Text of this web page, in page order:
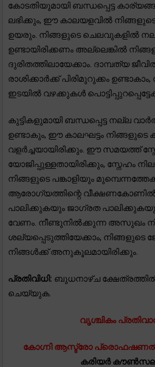
കോടതിയുമായി ബന്ധപ്പെട്ട
ലഭിക്കും, ഈ കാലയളവിൽ
ഉയരും. നിങ്ങളുടെ ചെലവുകളിൽ
ഉണ്ടായിരിക്കണം അല്ലെങ്കിൽ
ദുരിതത്തിലായേക്കാം. ദാമ്പത്യ
രാശിക്കാർക്ക് പിരിമുറുക്കം
ഇടയിൽ വഴക്കുകൾ
കുട്ടികളുമായി ബന്ധപ്പെട്ട നല്ല
ഉണ്ടാകും, ഈ കാലഘട്ടം നിങ്ങളുടെ
വളർച്ചയായിരിക്കും. ഈ സമയത്ത്
യോജിപ്പുള്ളതായിരിക്കും, സ്നേഹം
നിങ്ങളുടെ പങ്കാളിയും
ആരോഗ്യത്തിന്റെ
പാലിക്കുകയും ജാഗ്രത
വേണം. നീണ്ടുനിൽക്കുന്ന അസുഖം
ശല്യപ്പെടുത്തിയേക്കാം,
നിങ്ങൾക്ക് അനുകൂലമായിരിക്കും.
പ്രതിവിധി: ബുധനാഴ്ച
ചെയ്യുക.
വൃശ്ചികം
കോഗ്നി ആസ്ട്രോ പ്രൊഫഷണൽ
കരിയർ